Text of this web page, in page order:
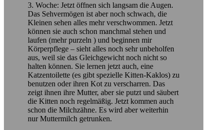
3. Woche: Jetzt öffnen sich langsam die Augen.
Das Sehvermögen ist aber noch schwach, die
Kleinen sehen alles mehr verschwommen. Jetzt
können sie auch schon manchmal stehen und
laufen (mehr purzeln ) und beginnen mir
Körperpflege – sieht alles noch sehr unbeholfen
aus, weil sie das Gleichgewicht noch nicht so
halten können. Sie lernen jetzt auch, eine
Katzentoilette (es gibt spezielle Kitten-Kaklos) zu
benutzen oder ihren Kot zu verscharren. Das
zeigt ihnen ihre Mutter, aber sie putzt und säubert
die Kitten noch regelmäßig. Jetzt kommen auch
schon die Milchzähne. Es wird aber weiterhin
nur Muttermilch getrunken.